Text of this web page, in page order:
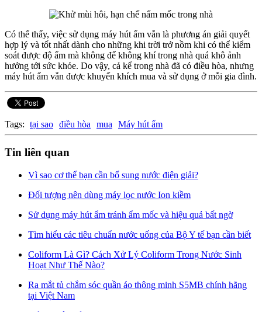
Có thể thấy, việc sử dụng máy hút ẩm vẫn là phương án giải quyết
hợp lý và tốt nhất dành cho những khi trời trở nồm khi có thể kiểm
soát được độ ẩm mà không để không khí trong nhà quá khô ảnh
hưởng tới sức khỏe. Do vậy, cả kể trong nhà đã có điều hòa, nhưng
máy hút ẩm vẫn được khuyến khích mua và sử dụng ở mỗi gia đình.
Tags: tại sao điều hòa mua Máy hút ẩm
Tin liên quan
Vì sao cơ thể bạn cần bổ sung nước điện giải?
Đối tượng nên dùng máy lọc nước Ion kiềm
Sử dụng máy hút ẩm tránh ẩm mốc và hiệu quả bất ngờ
Tìm hiểu các tiêu chuẩn nước uống của Bộ Y tế bạn cần biết
Coliform Là Gì? Cách Xử Lý Coliform Trong Nước Sinh
Hoạt Như Thế Nào?
Ra mắt tủ chắm sóc quần áo thông minh S5MB chính hãng
tại Việt Nam